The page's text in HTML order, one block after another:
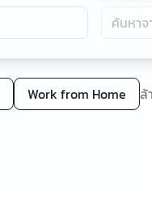
Work from Home ล้